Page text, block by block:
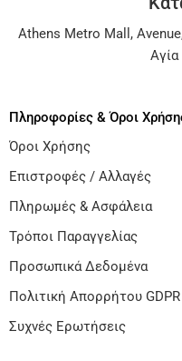
Athens Metro Mall , Avenue
Πληροφορίες & Όροι
Όροι Χρήσης
Επιστροφές / Αλλαγές
Πληρωμές & Ασφάλεια
Τρόποι Παραγγελίας
Προσωπικά Δεδομένα
Πολιτική Απορρήτου
Συχνές Ερωτήσεις